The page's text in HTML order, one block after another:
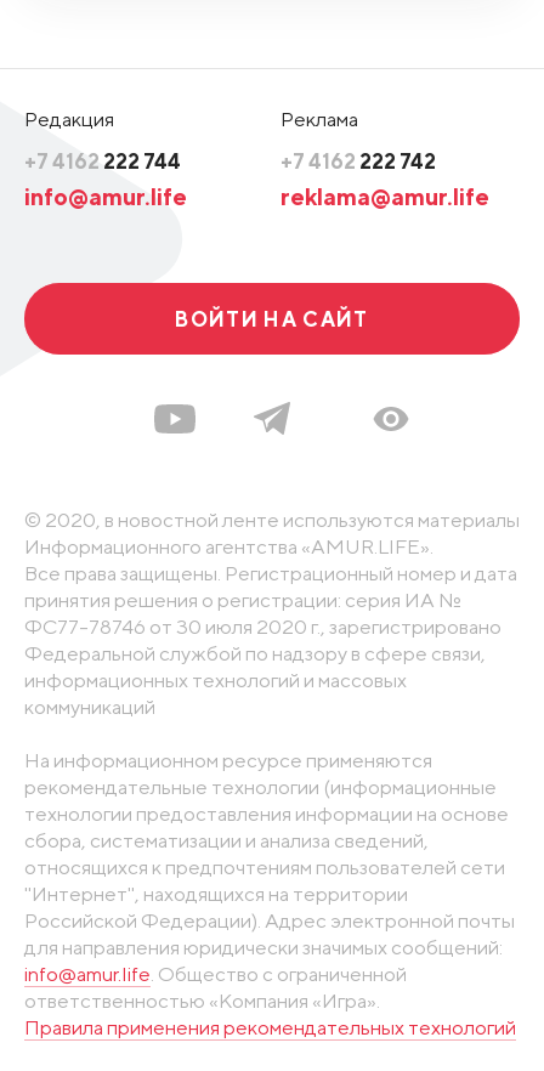
Редакция
+7 4162 222 744
info@amur.life
Реклама
+7 4162 222 742
reklama@amur.life
ВОЙТИ НА САЙТ
© 2020, в новостной ленте используются материалы
Информационного агентства «AMUR.LIFE».
Все права защищены. Регистрационный номер и дата
принятия решения о регистрации: серия ИА №
ФС77-78746 от 30 июля 2020 г., зарегистрировано
Федеральной службой по надзору в сфере связи,
информационных технологий и массовых
коммуникаций
На информационном ресурсе применяются
рекомендательные технологии (информационные
технологии предоставления информации на основе
сбора, систематизации и анализа сведений,
относящихся к предпочтениям пользователей сети
"Интернет", находящихся на территории
Российской Федерации). Адрес электронной почты
для направления юридически значимых сообщений:
info@amur.life . Общество с ограниченной
ответственностью «Компания «Игра».
Правила применения рекомендательных технологий